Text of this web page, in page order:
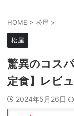
HOME > 松屋 >
松屋
驚異のコス
定食】レビ
2024年5月26日